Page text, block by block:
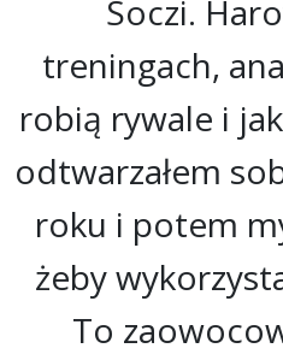
Soczi.
treningach,
robią rywale i
odtwarzałem
roku i potem
żeby
To